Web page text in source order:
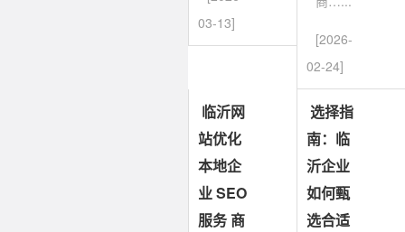
03-13]
[2026-
02-24]
临沂网
站优化
本地企
业 SEO
服务 商
选择指
南：临
沂企业
如何甄
选合适